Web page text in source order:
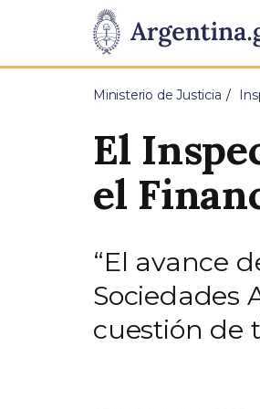
Presidencia
de
Pasar al contenido principal
Ministerio de Justicia
El
el
“El avance
Sociedades
cuestión de